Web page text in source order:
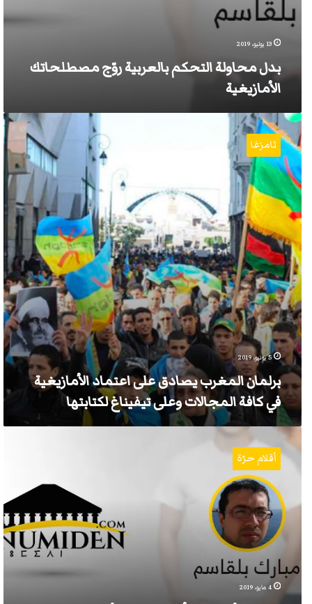
13 يوليو، 2019
بدل محاولة التحكم بالعربية روّج مصطلحاتك
الأمازيغية
برلمان
المغرب
يصادق
على
اعتماد
الأمازيغية
في
كافة
المجالات
وعلى
تيفيناغ
لكتابتها
ثامزغا
5 يونيو، 2019
برلمان المغرب يصادق على اعتماد الأمازيغية
في كافة المجالات وعلى تيفيناغ لكتابتها
اكتب
بالأمازيغية
الأمازيغية
أقلام حرّة
4 مايو، 2019